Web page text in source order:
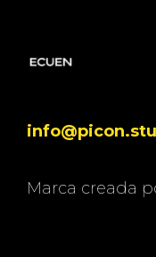
Marca creada